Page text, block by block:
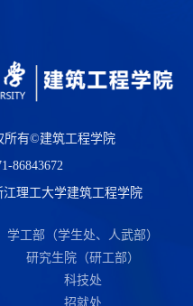
所有©建筑工程学院
86843672
理工大学建筑工程学院
学工部（学生处、人武部）
研究生院（研工部）
科技处
招就处